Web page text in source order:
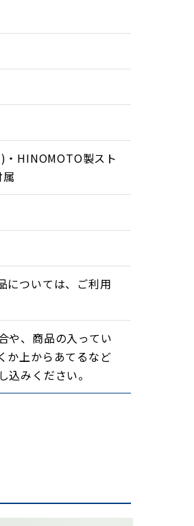
す。伝統のリブデザイ
ページに登録しておく
HINOMOTO製スト
については、ご利用
や、商品の入ってい
か上からあてるなど
みください。